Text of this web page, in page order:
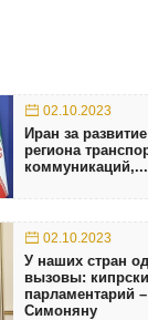
02.10.2023
Иран за
региона
коммуникаций,...
02.10.2023
У наших стран
вызовы:
парламентарий
Симоняну